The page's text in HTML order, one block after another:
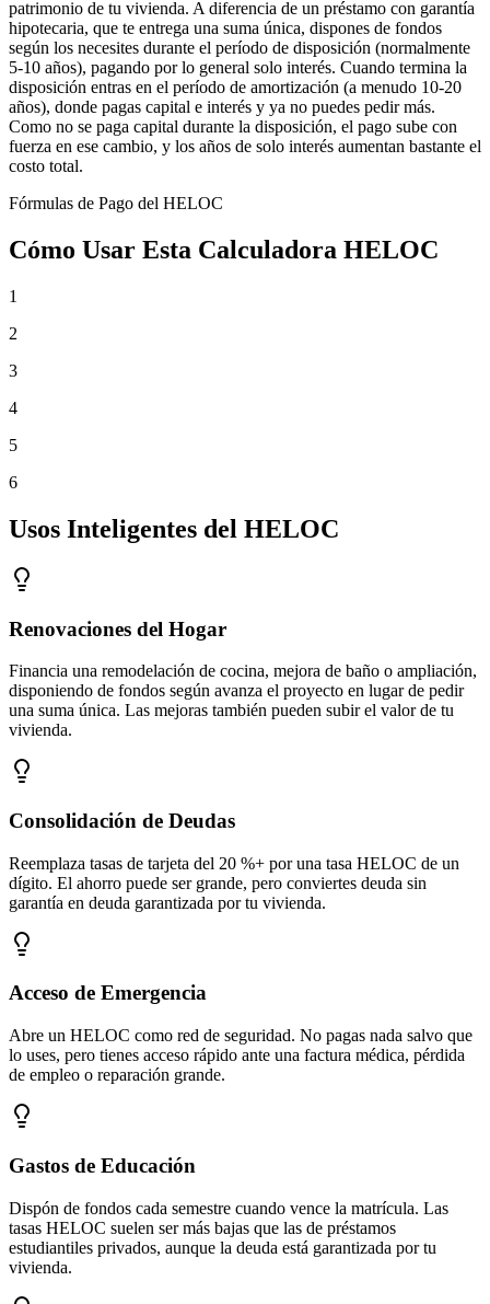
patrimonio de tu vivienda. A diferencia de un préstamo con garantía
hipotecaria, que te entrega una suma única, dispones de fondos
según los necesites durante el período de disposición (normalmente
5-10 años), pagando por lo general solo interés. Cuando termina la
disposición entras en el período de amortización (a menudo 10-20
años), donde pagas capital e interés y ya no puedes pedir más.
Como no se paga capital durante la disposición, el pago sube con
fuerza en ese cambio, y los años de solo interés aumentan bastante el
costo total.
Fórmulas de Pago del HELOC
Cómo Usar Esta Calculadora HELOC
1
2
3
4
5
6
Usos Inteligentes del HELOC
Renovaciones del Hogar
Financia una remodelación de cocina, mejora de baño o ampliación,
disponiendo de fondos según avanza el proyecto en lugar de pedir
una suma única. Las mejoras también pueden subir el valor de tu
vivienda.
Consolidación de Deudas
Reemplaza tasas de tarjeta del 20 %+ por una tasa HELOC de un
dígito. El ahorro puede ser grande, pero conviertes deuda sin
garantía en deuda garantizada por tu vivienda.
Acceso de Emergencia
Abre un HELOC como red de seguridad. No pagas nada salvo que
lo uses, pero tienes acceso rápido ante una factura médica, pérdida
de empleo o reparación grande.
Gastos de Educación
Dispón de fondos cada semestre cuando vence la matrícula. Las
tasas HELOC suelen ser más bajas que las de préstamos
estudiantiles privados, aunque la deuda está garantizada por tu
vivienda.